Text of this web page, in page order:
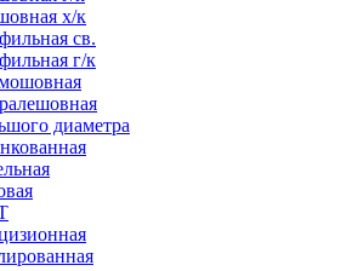
х/к
св.
г/к
диаметра